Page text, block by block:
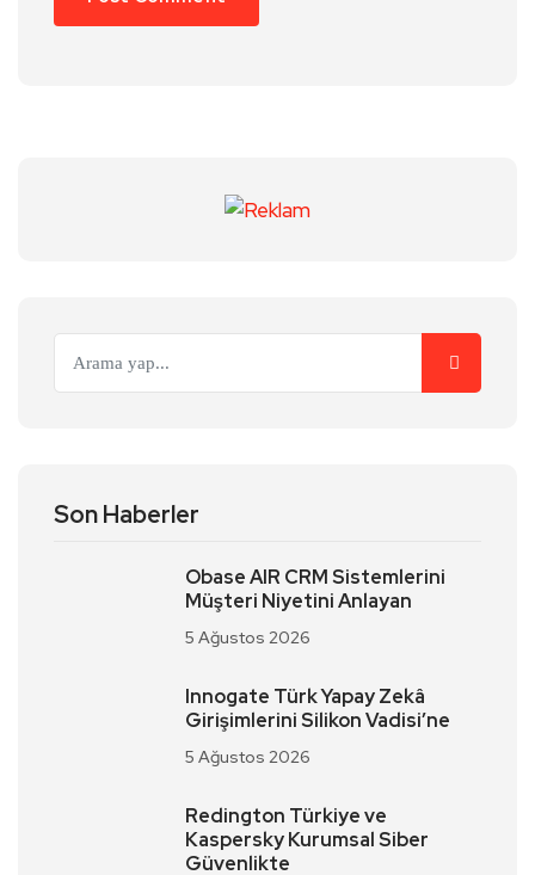
Son Haberler
Obase AIR CRM Sistemlerini
Müşteri Niyetini Anlayan
5 Ağustos 2026
Innogate Türk Yapay Zekâ
Girişimlerini Silikon Vadisi’ne
5 Ağustos 2026
Redington Türkiye ve
Kaspersky Kurumsal Siber
Güvenlikte